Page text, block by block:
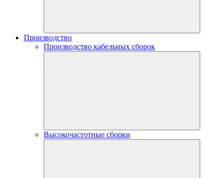
Производство
Производство кабельных сборок
Высокочастотные сборки